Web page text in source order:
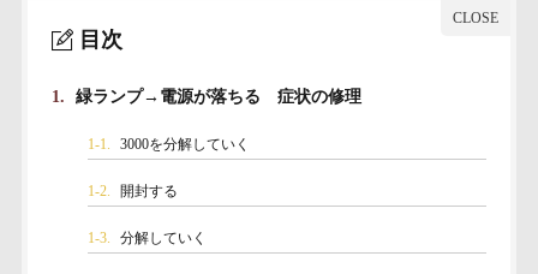
目次
1. 緑ランプ→電源が落ちる 症状の修理
1-1. 3000を分解していく
1-2. 開封する
1-3. 分解していく